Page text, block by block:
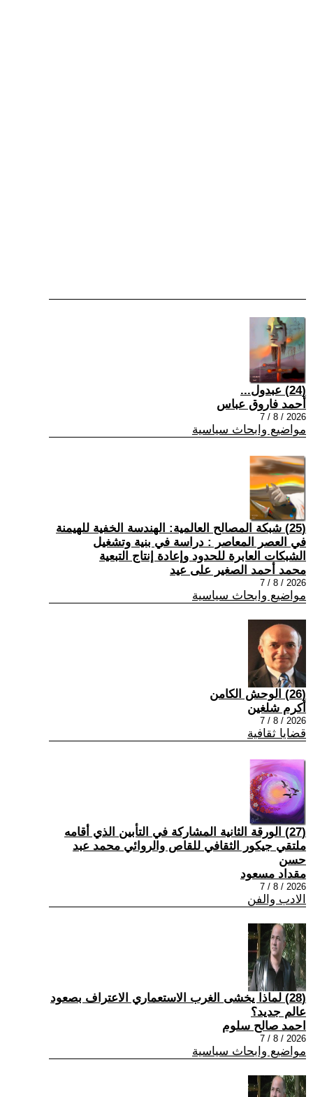
(24) عبدول...
أحمد فاروق عباس
2026 / 8 / 7
مواضيع وابحاث سياسية
(25) شبكة المصالح العالمية: الهندسة الخفية للهيمنة
في العصر المعاصر : دراسة في بنية وتشغيل
الشبكات العابرة للحدود وإعادة إنتاج التبعية
محمد أحمد الصغير على عيد
2026 / 8 / 7
مواضيع وابحاث سياسية
(26) الوحش الكامن
أكرم شلغين
2026 / 8 / 7
قضايا ثقافية
(27) الورقة الثانية المشاركة في التأبين الذي أقامه
ملتقي جيكور الثقافي للقاص والروائي محمد عبد
حسن
مقداد مسعود
2026 / 8 / 7
الادب والفن
(28) لماذا يخشى الغرب الاستعماري الاعتراف بصعود
عالم جديد؟
احمد صالح سلوم
2026 / 8 / 7
مواضيع وابحاث سياسية